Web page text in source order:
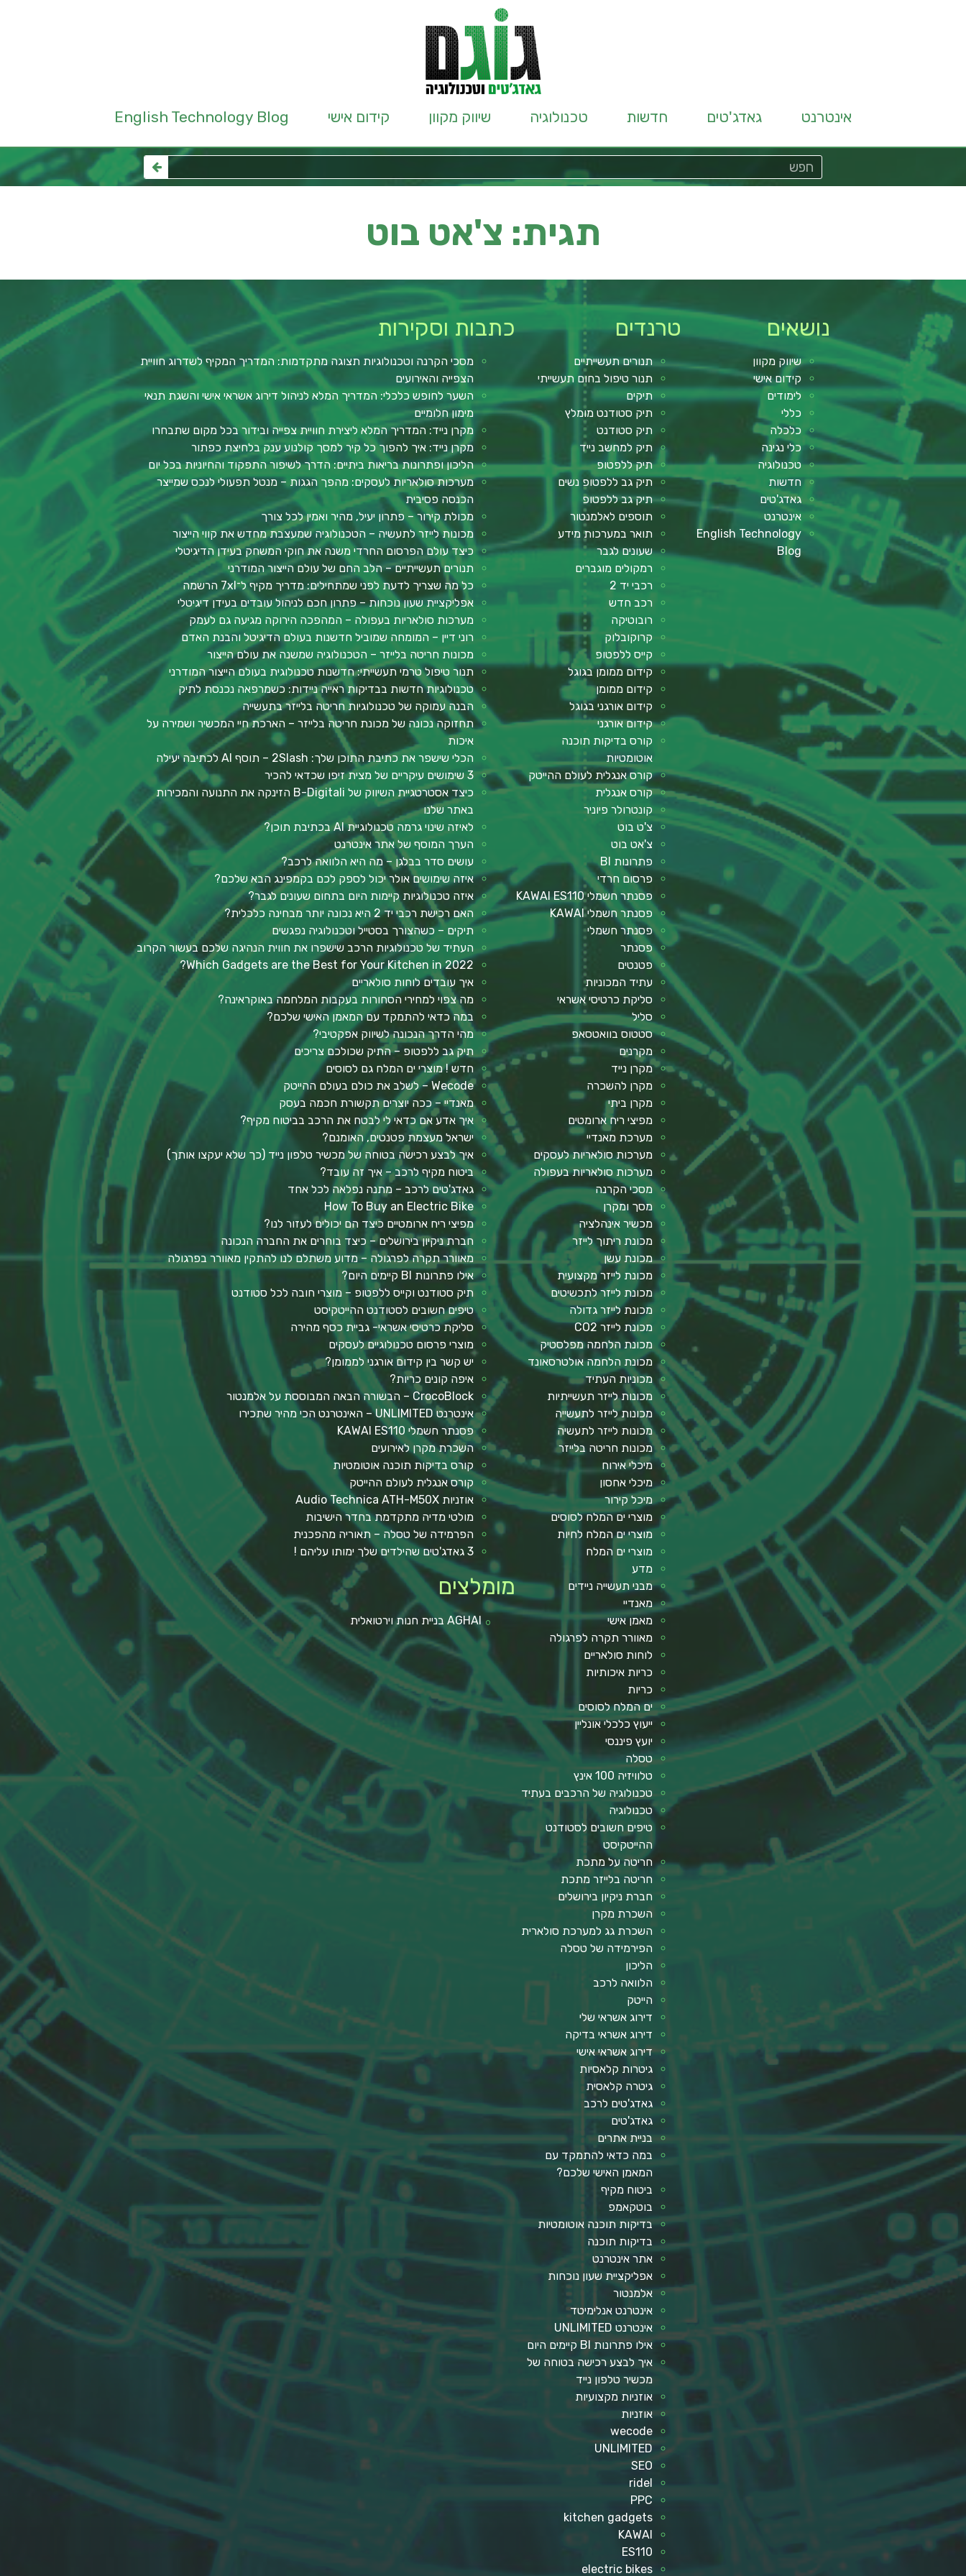
אינטרנט גאדג'טים חדשות טכנולוגיה שיווק מקוון קידום אישי English Technology Blog
תגית: צ'אט בוט
נושאים
שיווק מקוון
קידום אישי
לימודים
כללי
כלכלה
כלי נגינה
טכנולוגיה
חדשות
גאדג'טים
אינטרנט
English Technology
Blog
טרנדים
תנורים תעשייתיים
תנור טיפול בחום תעשייתי
תיקים
תיק סטודנט מומלץ
תיק סטודנט
תיק למחשב נייד
תיק ללפטופ
תיק גב ללפטופ נשים
תיק גב ללפטופ
תוספים לאלמנטור
תואר במערכות מידע
שעונים לגבר
רמקולים מוגברים
רכבי יד 2
רכב חדש
רובוטיקה
קרוקובלוק
קייס ללפטופ
קידום ממומן בגוגל
קידום ממומן
קידום אורגני בגוגל
קידום אורגני
קורס בדיקות תוכנה
אוטומטיות
קורס אנגלית לעולם ההייטק
קורס אנגלית
קונטרולר פיוניר
צ'ט בוט
צ'אט בוט
פתרונות BI
פרסום חרדי
פסנתר חשמלי KAWAI ES110
פסנתר חשמלי KAWAI
פסנתר חשמלי
פסנתר
פטנטים
עתיד המכוניות
סליקת כרטיסי אשראי
סליל
סטטוס בוואטסאפ
מקרנים
מקרן נייד
מקרן להשכרה
מקרן ביתי
מפיצי ריח ארומטים
מערכת מאנדיי
מערכות סולאריות לעסקים
מערכות סולאריות בעפולה
מסכי הקרנה
מסך ומקרן
מכשיר אינהלציה
מכונת ריתוך לייזר
מכונת עשן
מכונת לייזר מקצועית
מכונת לייזר לתכשיטים
מכונת לייזר גדולה
מכונת לייזר CO2
מכונת הלחמה מפלסטיק
מכונת הלחמה אולטרסאונד
מכוניות העתיד
מכונות לייזר תעשייתיות
מכונות לייזר לתעשייה
מכונות לייזר לתעשיה
מכונות חריטה בלייזר
מיכלי אירוח
מיכלי אחסון
מיכל קירור
מוצרי ים המלח לסוסים
מוצרי ים המלח לחיות
מוצרי ים המלח
מדע
מבני תעשייה ניידים
מאנדיי
מאמן אישי
מאוורר תקרה לפרגולה
לוחות סולאריים
כריות איכותיות
כריות
ים המלח לסוסים
ייעוץ כלכלי אונליין
יועץ פיננסי
טסלה
טלוויזיה 100 אינץ
טכנולוגיה של הרכבים בעתיד
טכנולוגיה
טיפים חשובים לסטודנט
ההייטקיסט
חריטה על מתכת
חריטה בלייזר מתכת
חברת ניקיון בירושלים
השכרת מקרן
השכרת גג למערכת סולארית
הפירמידה של טסלה
הליכון
הלוואה לרכב
הייטק
דירוג אשראי שלי
דירוג אשראי בדיקה
דירוג אשראי אישי
גיטרות קלאסיות
גיטרה קלאסית
גאדג'טים לרכב
גאדג'טים
בניית אתרים
במה כדאי להתמקד עם
המאמן האישי שלכם?
ביטוח מקיף
בוטקאמפ
בדיקות תוכנה אוטומטיות
בדיקות תוכנה
אתר אינטרנט
אפליקציית שעון נוכחות
אלמנטור
אינטרנט אנלימיטד
אינטרנט UNLIMITED
אילו פתרונות BI קיימים היום
איך לבצע רכישה בטוחה של
מכשיר טלפון נייד
אוזניות מקצועיות
אוזניות
wecode
UNLIMITED
SEO
ridel
PPC
kitchen gadgets
KAWAI
ES110
electric bikes
כתבות וסקירות
מסכי הקרנה וטכנולוגיות תצוגה מתקדמות: המדריך המקיף לשדרוג חוויית
הצפייה והאירועים
השער לחופש כלכלי: המדריך המלא לניהול דירוג אשראי אישי והשגת תנאי
מימון חלומיים
מקרן נייד: המדריך המלא ליצירת חוויית צפייה ובידור בכל מקום שתבחרו
מקרן נייד: איך להפוך כל קיר למסך קולנוע ענק בלחיצת כפתור
הליכון ופתרונות בריאות ביתיים: הדרך לשיפור התפקוד והחיוניות בכל יום
מערכות סולאריות לעסקים: מהפך הגגות – מנטל תפעולי לנכס שמייצר
הכנסה פסיבית
מכולת קירור – פתרון יעיל, מהיר ואמין לכל צורך
מכונות לייזר לתעשיה – הטכנולוגיה שמעצבת מחדש את קווי הייצור
כיצד עולם הפרסום החרדי משנה את חוקי המשחק בעידן הדיגיטלי
תנורים תעשייתיים – הלב החם של עולם הייצור המודרני
כל מה שצריך לדעת לפני שמתחילים: מדריך מקיף ל־7xl הרשמה
אפליקציית שעון נוכחות – פתרון חכם לניהול עובדים בעידן דיגיטלי
מערכות סולאריות בעפולה – המהפכה הירוקה מגיעה גם לעמק
רוני דיין – המומחה שמוביל חדשנות בעולם הדיגיטל והבנת האדם
מכונות חריטה בלייזר – הטכנולוגיה שמשנה את עולם הייצור
תנור טיפול טרמי תעשייתי: חדשנות טכנולוגית בעולם הייצור המודרני
טכנולוגיות חדשות בבדיקות ראייה ניידות: כשמרפאה נכנסת לתיק
הבנה עמוקה של טכנולוגיות חריטה בלייזר בתעשייה
תחזוקה נכונה של מכונת חריטה בלייזר – הארכת חיי המכשיר ושמירה על
איכות
הכלי שישפר את כתיבת התוכן שלך: 2Slash – תוסף AI לכתיבה יעילה
3 שימושים עיקריים של מצית זיפו שכדאי להכיר
כיצד אסטרטגיית השיווק של B-Digitali הזינקה את התנועה והמכירות
באתר שלנו
לאיזה שינוי גרמה טכנולוגיית AI בכתיבת תוכן?
הערך המוסף של אתר אינטרנט
עושים סדר בבלגן – מה היא הלוואה לרכב?
איזה שימושים אולר יכול לספק לכם בקמפינג הבא שלכם?
איזה טכנולוגיות קיימות היום בתחום שעונים לגבר?
האם רכישת רכבי יד 2 היא נכונה יותר מבחינה כלכלית?
תיקים – כשהצורך בסטייל וטכנולוגיה נפגשים
העתיד של טכנולוגיות הרכב שישפרו את חווית הנהיגה שלכם בעשור הקרוב
Which Gadgets are the Best for Your Kitchen in 2022?
איך עובדים לוחות סולאריים
מה צפוי למחירי הסחורות בעקבות המלחמה באוקראינה?
במה כדאי להתמקד עם המאמן האישי שלכם?
מהי הדרך הנכונה לשיווק אפקטיבי?
תיק גב ללפטופ – התיק שכולכם צריכים
חדש ! מוצרי ים המלח גם לסוסים
Wecode – לשלב את כולם בעולם ההייטק
מאנדיי – ככה יוצרים תקשורת חכמה בעסק
איך אדע אם כדאי לי לבטח את הרכב בביטוח מקיף?
ישראל מעצמת פטנטים, האומנם?
איך לבצע רכישה בטוחה של מכשיר טלפון נייד (כך שלא יעקצו אותך)
ביטוח מקיף לרכב – איך זה עובד?
גאדג'טים לרכב – מתנה נפלאה לכל אחד
How To Buy an Electric Bike
מפיצי ריח ארומטיים כיצד הם יכולים לעזור לנו?
חברת ניקיון בירושלים – כיצד בוחרים את החברה הנכונה
מאוורר תקרה לפרגולה – מדוע משתלם לנו להתקין מאוורר בפרגולה
אילו פתרונות BI קיימים היום?
תיק סטודנט וקייס ללפטופ – מוצרי חובה לכל סטודנט
טיפים חשובים לסטודנט ההייטקיסט
סליקת כרטיסי אשראי- גביית כסף מהירה
מוצרי פרסום טכנולוגיים לעסקים
יש קשר בין קידום אורגני לממומן?
איפה קונים כריות?
CrocoBlock – הבשורה הבאה המבוססת על אלמנטור
אינטרנט UNLIMITED – האינטרנט הכי מהיר שתכירו
פסנתר חשמלי KAWAI ES110
השכרת מקרן לאירועים
קורס בדיקות תוכנה אוטומטיות
קורס אנגלית לעולם ההייטק
אוזניות Audio Technica ATH-M50X
מולטי מדיה מתקדמת בחדר הישיבות
הפרמידה של טסלה – תאוריה מהפכנית
3 גאדג'טים שהילדים שלך ימותו עליהם !
מומלצים
AGHAI בניית חנות וירטואלית